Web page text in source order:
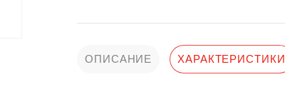
ОПИСАНИЕ ХАРАКТЕРИСТИКИ